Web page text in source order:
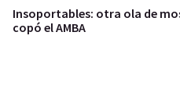
Insoportables: otra ola de
copó el AMBA